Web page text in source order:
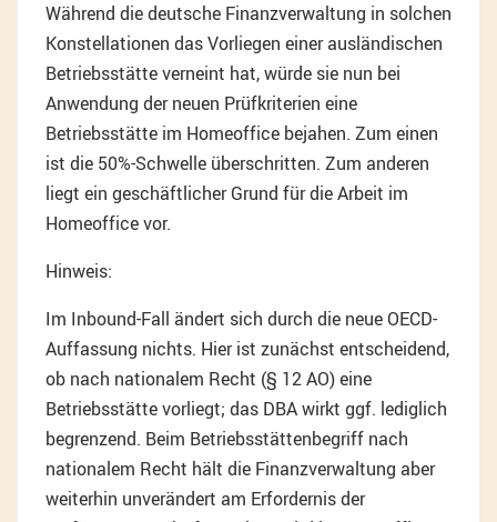
Während die deutsche Finanzverwaltung in solchen
Konstellationen das Vorliegen einer ausländischen
Betriebsstätte verneint hat, würde sie nun bei
Anwendung der neuen Prüfkriterien eine
Betriebsstätte im Homeoffice bejahen. Zum einen
ist die 50%-Schwelle überschritten. Zum anderen
liegt ein geschäftlicher Grund für die Arbeit im
Homeoffice vor.
Hinweis:
Im Inbound-Fall ändert sich durch die neue OECD-
Auffassung nichts. Hier ist zunächst entscheidend,
ob nach nationalem Recht (§ 12 AO) eine
Betriebsstätte vorliegt; das DBA wirkt ggf. lediglich
begrenzend. Beim Betriebsstättenbegriff nach
nationalem Recht hält die Finanzverwaltung aber
weiterhin unverändert am Erfordernis der